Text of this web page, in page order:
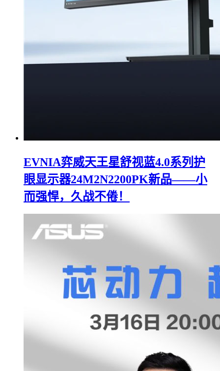
EVNIA弈威天王星舒视蓝4.0系列护
眼显示器24M2N2200PK新品——小
而强悍，久战不倦！